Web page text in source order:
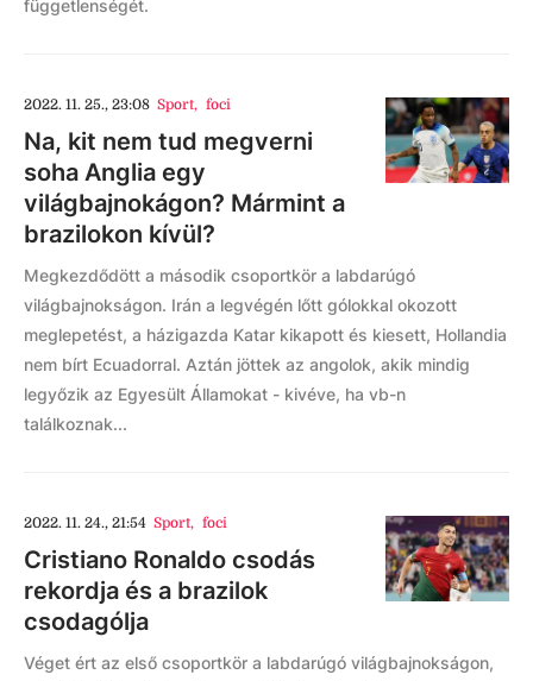
függetlenségét.
2022. 11. 25., 23:08 Sport, foci
Na, kit nem tud megverni
soha Anglia egy
világbajnokágon? Mármint a
brazilokon kívül?
Megkezdődött a második csoportkör a labdarúgó
világbajnokságon. Irán a legvégén lőtt gólokkal okozott
meglepetést, a házigazda Katar kikapott és kiesett, Hollandia
nem bírt Ecuadorral. Aztán jöttek az angolok, akik mindig
legyőzik az Egyesült Államokat - kivéve, ha vb-n
találkoznak...
2022. 11. 24., 21:54 Sport, foci
Cristiano Ronaldo csodás
rekordja és a brazilok
csodagólja
Véget ért az első csoportkör a labdarúgó világbajnokságon,